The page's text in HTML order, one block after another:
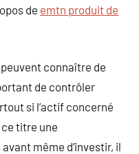
de emtn produit de
connaître de
de contrôler
si l’actif concerné
titre une
même d’investir, il